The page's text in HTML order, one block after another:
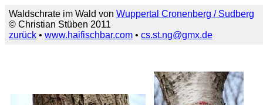
Waldschrate im Wald von Wuppertal Cronenberg / Sudberg
© Christian Stüben 2011
zurück • www.haifischbar.com • cs.st.ng@gmx.de